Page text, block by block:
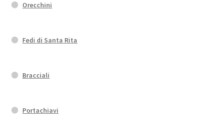
Orecchini
Fedi di Santa Rita
Bracciali
Portachiavi